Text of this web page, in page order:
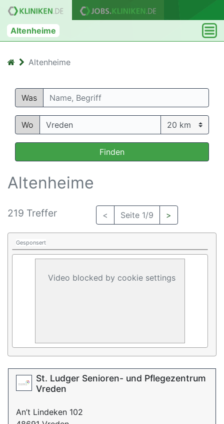
Altenheime
Altenheime
Was
Wo
Finden
Altenheime
219 Treffer < Seite 1/9 >
Gesponsert
Video blocked by cookie settings
St. Ludger Senioren- und Pflegezentrum
Vreden
An’t Lindeken 102